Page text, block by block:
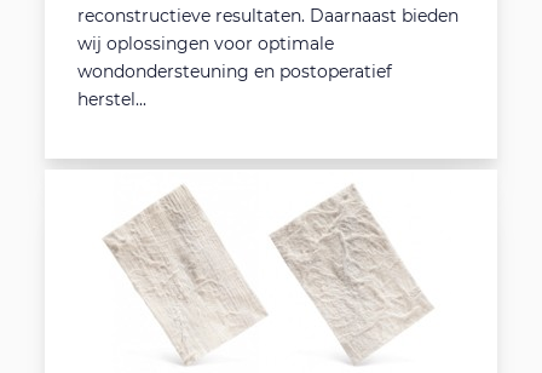
reconstructieve resultaten. Daarnaast bieden
wij oplossingen voor optimale
wondondersteuning en postoperatief
herstel...